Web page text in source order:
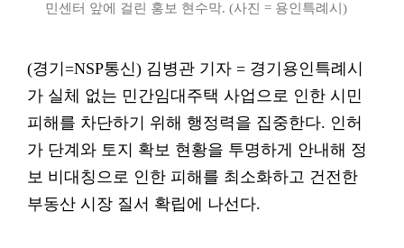
민센터 앞에 걸린 홍보 현수막. (사진 = 용인특례시)
(경기=NSP통신) 김병관 기자 = 경기용인특례시
가 실체 없는 민간임대주택 사업으로 인한 시민
피해를 차단하기 위해 행정력을 집중한다. 인허
가 단계와 토지 확보 현황을 투명하게 안내해 정
보 비대칭으로 인한 피해를 최소화하고 건전한
부동산 시장 질서 확립에 나선다.